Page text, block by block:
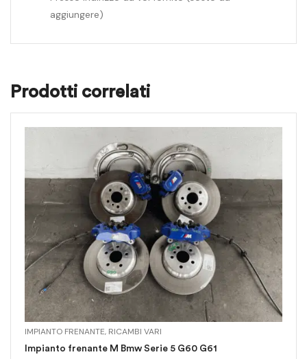
aggiungere)
Prodotti correlati
IMPIANTO FRENANTE, RICAMBI VARI
Impianto frenante M Bmw Serie 5 G60 G61